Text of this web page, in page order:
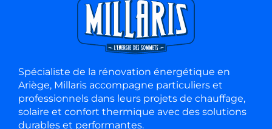
Spécialiste de la rénovation énergétique en
Ariège, Millaris accompagne particuliers et
professionnels dans leurs projets de chauffage,
solaire et confort thermique avec des solutions
durables et performantes.